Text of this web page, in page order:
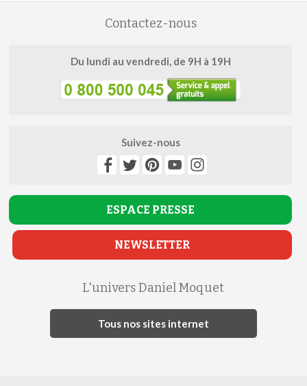
Contactez-nous
Du lundi au vendredi, de 9H à 19H
Suivez-nous
ESPACE PRESSE
NEWSLETTER
L'univers Daniel Moquet
Tous nos sites internet